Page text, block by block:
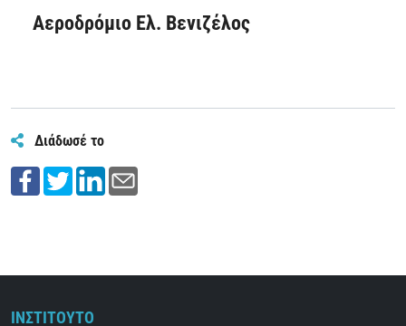
Αεροδρόμιο Ελ. Βενιζέλος
Διάδωσέ το
ΙΝΣΤΙΤΟΥΤΟ